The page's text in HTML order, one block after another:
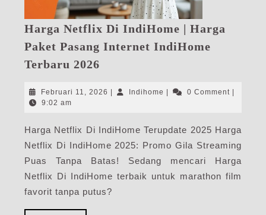
Harga Netflix Di IndiHome | Harga
Paket Pasang Internet IndiHome
Terbaru 2026
Di
Harga
Paket
Pasang
Internet
IndiHome
Februari 11, 2026 FebruariIndihome Indihome0 Comment
9:02 am
Harga Netflix Di IndiHome Terupdate 2025 Harga
Netflix Di IndiHome 2025: Promo Gila Streaming
Puas Tanpa Batas! Sedang mencari Harga
Netflix Di IndiHome terbaik untuk marathon film
favorit tanpa putus?